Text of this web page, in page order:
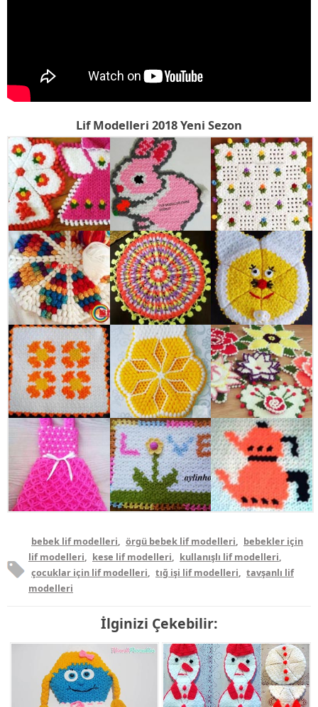
Lif Modelleri 2018 Yeni Sezon
bebek lif modelleri, örgü bebek lif modelleri, bebekler için
lif modelleri, kese lif modelleri, kullanışlı lif modelleri,
çocuklar için lif modelleri, tığ işi lif modelleri, tavşanlı lif
modelleri
İlginizi Çekebilir: